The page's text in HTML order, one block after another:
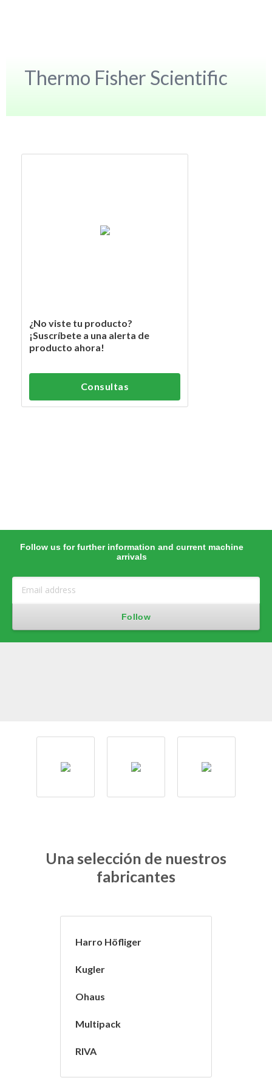
Thermo Fisher Scientific
¿No viste tu producto?
¡Suscríbete a una alerta de
producto ahora!
Consultas
Follow us for further information and current machine
arrivals
Una selección de nuestros
fabricantes
Harro Höfliger
Kugler
Ohaus
Multipack
RIVA